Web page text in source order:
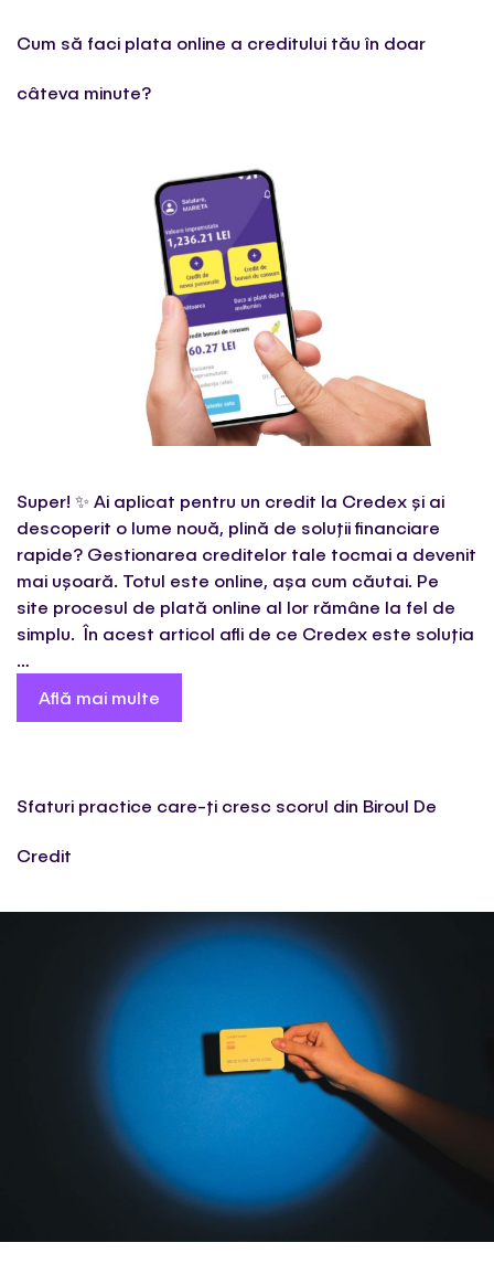
Cum să faci plata online a creditului tău în doar
câteva minute?
Super! ✨ Ai aplicat pentru un credit la Credex și ai
descoperit o lume nouă, plină de soluții financiare
rapide? Gestionarea creditelor tale tocmai a devenit
mai ușoară. Totul este online, așa cum căutai. Pe
site procesul de plată online al lor rămâne la fel de
simplu. În acest articol afli de ce Credex este soluția
…
Află mai multe
Sfaturi practice care-ți cresc scorul din Biroul De
Credit